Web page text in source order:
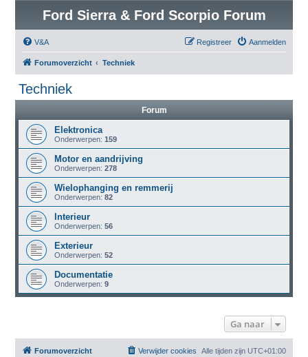
Ford Sierra & Ford Scorpio Forum
V&A Aanmelden
Registreer
Forumoverzicht Techniek
Techniek
Forum
Elektronica
Onderwerpen: 159
Motor en aandrijving
Onderwerpen: 278
Wielophanging en remmerij
Onderwerpen: 82
Interieur
Onderwerpen: 56
Exterieur
Onderwerpen: 52
Documentatie
Onderwerpen: 9
Ga naar
Forumoverzicht Alle tijden zijn UTC+01:00
Verwijder cookies